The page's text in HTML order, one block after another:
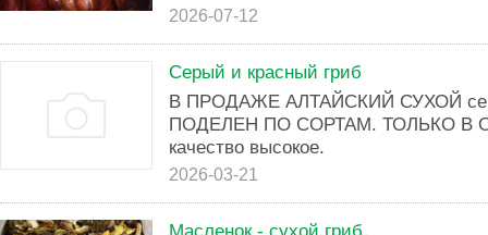
2026-07-12
Серый и красный гриб
В ПРОДАЖЕ АЛТАЙСКИЙ СУХОЙ
ПОДЕЛЕН ПО СОРТАМ. ТОЛЬКО В
качество высокое.
2026-03-21
Масленок - сухой гриб.